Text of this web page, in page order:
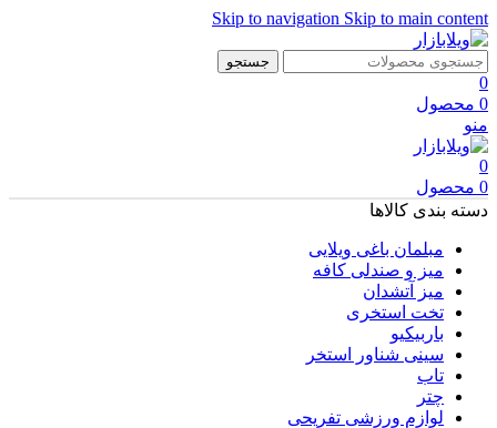
Skip to navigation Skip to main content
جستجو
0
0 محصول
منو
0
0 محصول
دسته بندی کالاها
مبلمان باغی ویلایی
میز و صندلی کافه
میز آتشدان
تخت استخری
باربیکیو
سینی شناور استخر
تاب
چتر
لوازم ورزشی تفریحی